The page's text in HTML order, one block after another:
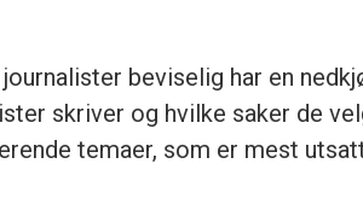
beviselig har en
skriver og hvilke saker de
temaer, som er mest